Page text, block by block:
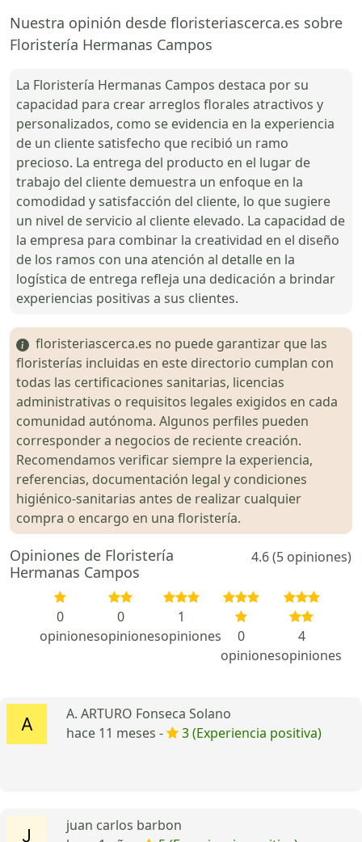
Nuestra opinión desde floristeriascerca.es sobre
Floristería Hermanas Campos
La Floristería Hermanas Campos destaca por su
capacidad para crear arreglos florales atractivos y
personalizados, como se evidencia en la experiencia
de un cliente satisfecho que recibió un ramo
precioso. La entrega del producto en el lugar de
trabajo del cliente demuestra un enfoque en la
comodidad y satisfacción del cliente, lo que sugiere
un nivel de servicio al cliente elevado. La capacidad de
la empresa para combinar la creatividad en el diseño
de los ramos con una atención al detalle en la
logística de entrega refleja una dedicación a brindar
experiencias positivas a sus clientes.
floristeriascerca.es no puede garantizar que las
floristerías incluidas en este directorio cumplan con
todas las certificaciones sanitarias, licencias
administrativas o requisitos legales exigidos en cada
comunidad autónoma. Algunos perfiles pueden
corresponder a negocios de reciente creación.
Recomendamos verificar siempre la experiencia,
referencias, documentación legal y condiciones
higiénico-sanitarias antes de realizar cualquier
compra o encargo en una floristería.
Opiniones de Floristería
Hermanas Campos
4.6 (5 opiniones)
0
opiniones
0
opiniones
1
opiniones
0
opiniones
4
opiniones
A. ARTURO Fonseca Solano
hace 11 meses -
3 (Experiencia positiva)
juan carlos barbon